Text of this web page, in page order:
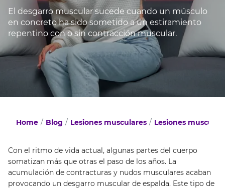
El desgarro muscular sucede cuando un músculo
en concreto ha sido sometido a un estiramiento
repentino con o sin contracción muscular.
Home Blog Lesiones musculares Lesiones
Con el ritmo de vida actual, algunas partes del cuerpo
somatizan más que otras el paso de los años. La
acumulación de contracturas y nudos musculares acaban
provocando un desgarro muscular de espalda. Este tipo de